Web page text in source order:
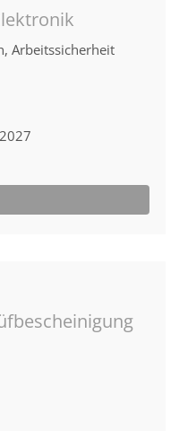
Arbeitssicherheit